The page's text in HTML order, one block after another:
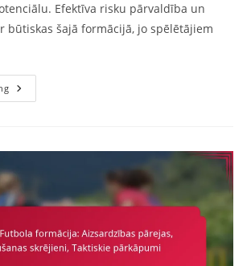
Efektīva risku pārvaldība un
būtiskas šajā formācijā, jo spēlētājiem
3-
1-
Riska
Pārvaldība,
Lēmumu
Pieņemšana,
Situatīvā
Apziņa